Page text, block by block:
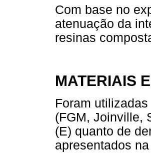
Com base no
atenuação da
resinas
MATERIAIS
Foram
(FGM, Joinville,
(E) quanto de
apresentados na